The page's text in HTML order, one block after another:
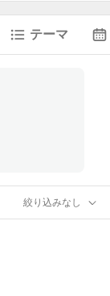
テーマ
絞り込みなし